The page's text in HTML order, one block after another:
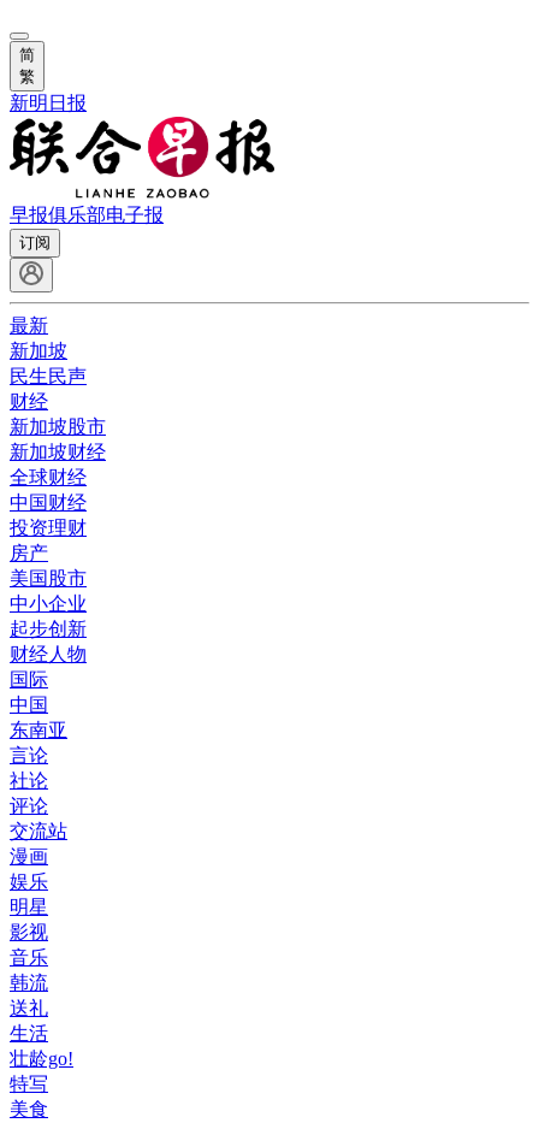
简
繁
新明日报
早报俱乐部电子报
订阅
最新
新加坡
民生民声
财经
新加坡股市
新加坡财经
全球财经
中国财经
投资理财
房产
美国股市
中小企业
起步创新
财经人物
国际
中国
东南亚
言论
社论
评论
交流站
漫画
娱乐
明星
影视
音乐
韩流
送礼
生活
壮龄go!
特写
美食